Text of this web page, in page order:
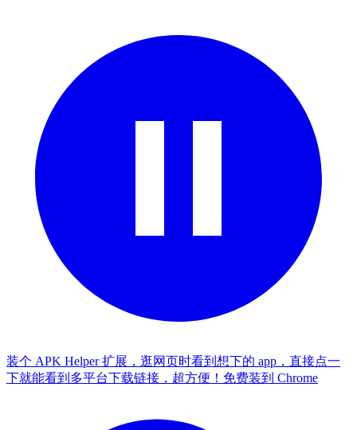
装个 APK Helper 扩展，逛网页时看到想下的 app，直接点一
下就能看到多平台下载链接，超方便！ 免费装到 Chrome